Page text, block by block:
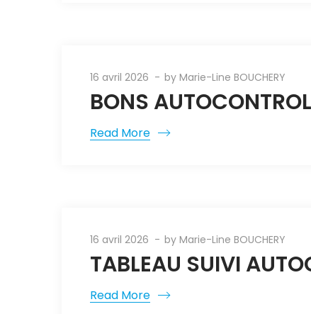
16 avril 2026 by Marie-Line BOUCHERY
BONS
Read More
16 avril 2026 by Marie-Line BOUCHERY
TABLEAU SUIVI
Read More